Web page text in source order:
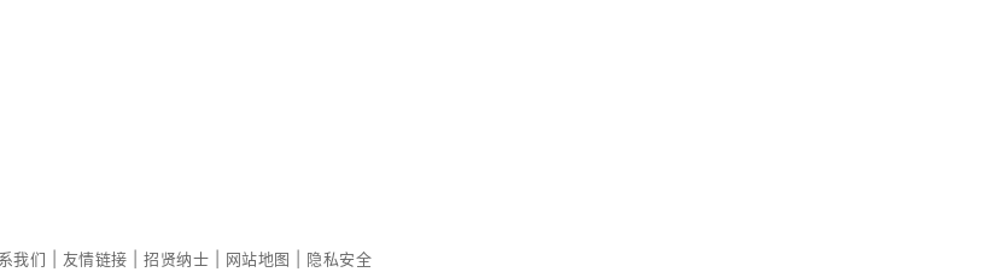
我们 | 友情链接 | 招贤纳士 | 网站地图 | 隐私安全